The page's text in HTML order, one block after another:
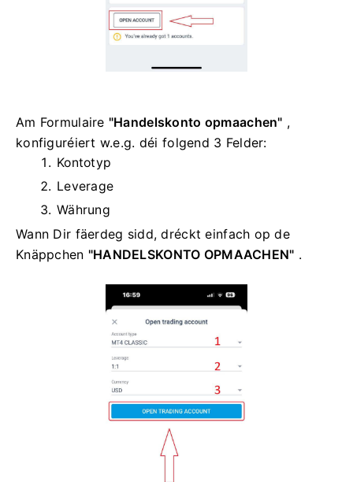
Am Formulaire "Handelskonto opmaachen" ,
konfiguréiert w.e.g. déi folgend 3 Felder:
Kontotyp
Leverage
Währung
Wann Dir fäerdeg sidd, dréckt einfach op de
Knäppchen "HANDELSKONTO OPMAACHEN" .